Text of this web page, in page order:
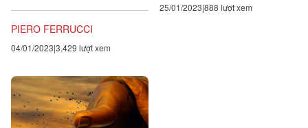
PIERO FERRUCCI
04/01/2023 3,429 lượt xem
25/01/2023 888 lượt xem